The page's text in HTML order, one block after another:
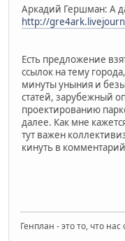
Аркадий Гершман: А
http://
Есть предложение
ссылок на тему
минуты уныния и
статей, зарубежный
проектированию
далее. Как мне
тут важен
кинуть в
Генплан - это то, что